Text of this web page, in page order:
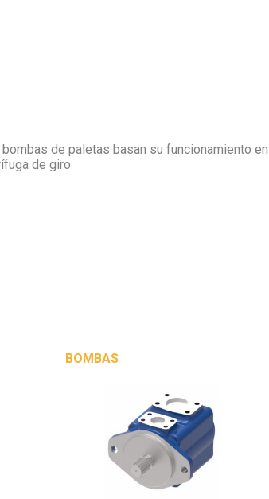
de paletas basan su funcionamiento
de giro
BOMBAS